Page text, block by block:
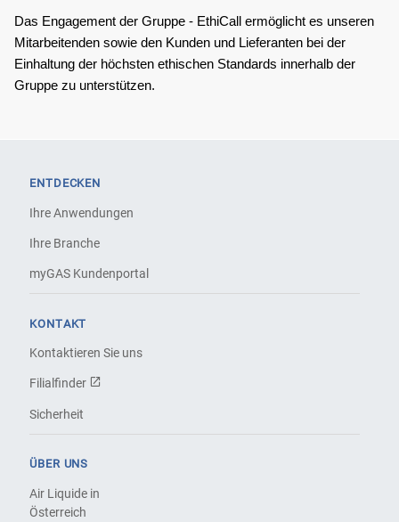
Das Engagement der Gruppe - EthiCall ermöglicht es unseren
Mitarbeitenden sowie den Kunden und Lieferanten bei der
Einhaltung der höchsten ethischen Standards innerhalb der
Gruppe zu unterstützen.
ENTDECKEN
Ihre Anwendungen
Ihre Branche
myGAS Kundenportal
KONTAKT
Kontaktieren Sie uns
Filialfinder
Sicherheit
ÜBER UNS
Air Liquide in
Österreich